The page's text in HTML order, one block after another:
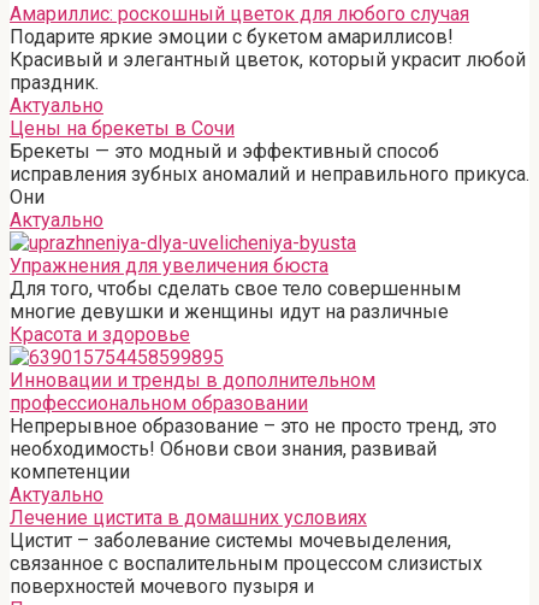
Амариллис: роскошный цветок для любого случая
Подарите яркие эмоции с букетом амариллисов!
Красивый и элегантный цветок, который украсит любой
праздник.
Актуально
Цены на брекеты в Сочи
Брекеты — это модный и эффективный способ
исправления зубных аномалий и неправильного прикуса.
Они
Актуально
Упражнения для увеличения бюста
Для того, чтобы сделать свое тело совершенным
многие девушки и женщины идут на различные
Красота и здоровье
Инновации и тренды в дополнительном
профессиональном образовании
Непрерывное образование – это не просто тренд, это
необходимость! Обнови свои знания, развивай
компетенции
Актуально
Лечение цистита в домашних условиях
Цистит – заболевание системы мочевыделения,
связанное с воспалительным процессом слизистых
поверхностей мочевого пузыря и